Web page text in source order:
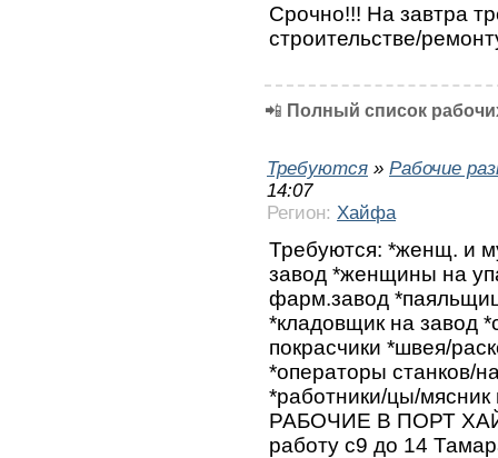
Срочно!!! На завтра
строительстве/
📲 Полный список
Требуются » Рабочие
14:07
Регион: Хайфа
Требуются: *женщ. и
завод *женщины на
фарм.завод
*кладовщик на завод
покрасчики *швея/
*операторы станков/
*работники/цы/мясник
РАБОЧИЕ В ПОРТ
работу с9 до 14